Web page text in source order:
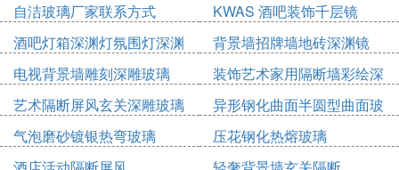
自洁玻璃厂家联系方式
KWAS 酒吧装饰千层镜
酒吧灯箱深渊灯氛围灯深渊
镜
背景墙招牌墙地砖深渊镜
电视背景墙雕刻深雕玻璃
装饰艺术家用隔断墙彩绘深
雕浮雕玻璃
艺术隔断屏风玄关深雕玻璃
异形钢化曲面半圆型曲面玻
璃
气泡磨砂镀银热弯玻璃
压花钢化热熔玻璃